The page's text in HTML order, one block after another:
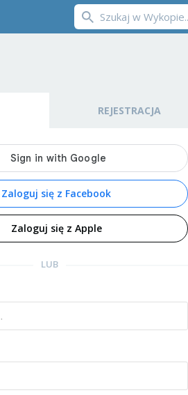
REJESTRACJA
Zaloguj się z Facebook
Zaloguj się z Apple
LUB